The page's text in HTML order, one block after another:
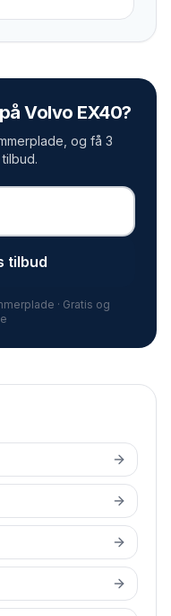
Volvo EX40?
og få 3
tilbud
· Gratis og